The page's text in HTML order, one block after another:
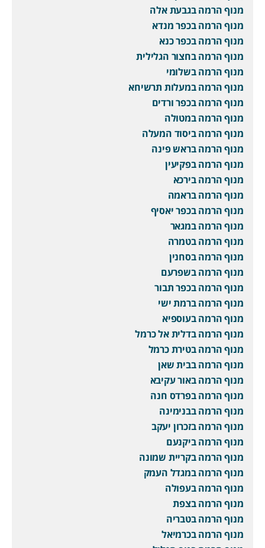
מנוף הרמה בגבעת אלה
מנוף הרמה בכפר מנדא
מנוף הרמה בכפר כנא
מנוף הרמה בחצור הגלילית
מנוף הרמה בשלומי
מנוף הרמה במעלות תרשיחא
מנוף הרמה בכפר ורדים
מנוף הרמה במטולה
מנוף הרמה ביסוד המעלה
מנוף הרמה בראש פינה
מנוף הרמה בפקיעין
מנוף הרמה בירכא
מנוף הרמה בראמה
מנוף הרמה בכפר יאסיף
מנוף הרמה במגאר
מנוף הרמה בטמרה
מנוף הרמה בסחנין
מנוף הרמה בשפרעם
מנוף הרמה בכפר תבור
מנוף הרמה ברמת ישי
מנוף הרמה בעוספיא
מנוף הרמה בדלית אל כרמל
מנוף הרמה בטירת כרמל
מנוף הרמה בבית שאן
מנוף הרמה באור עקיבא
מנוף הרמה בפרדס חנה
מנוף הרמה בבנימינה
מנוף הרמה בזכרון יעקב
מנוף הרמה ביקנעם
מנוף הרמה בקריית שמונה
מנוף הרמה במגדל העמק
מנוף הרמה בעפולה
מנוף הרמה בצפת
מנוף הרמה בטבריה
מנוף הרמה בכרמיאל